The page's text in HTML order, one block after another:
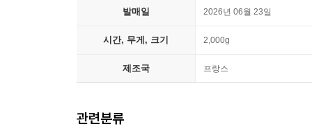
발매일 2026년 06월 23일
시간, 무게, 크기 2,000g
제조국 프랑스
관련분류